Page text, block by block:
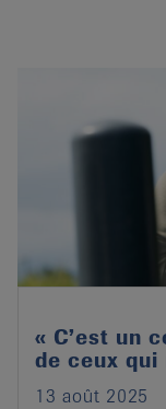
« C’est un
de ceux qui
13 août 2025